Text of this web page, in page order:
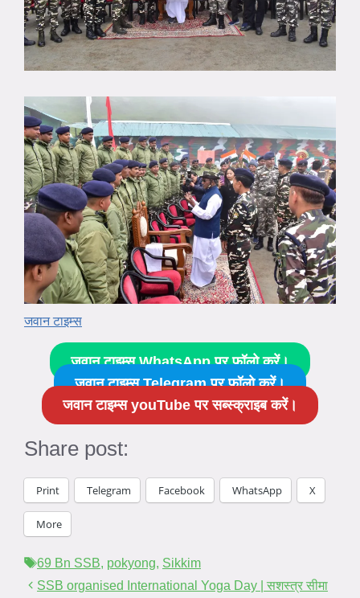
जवान टाइम्स
जवान टाइम्स WhatsApp पर फॉलो करें।
जवान टाइम्स Telegram पर फॉलो करें।
जवान टाइम्स youTube पर सब्स्क्राइब करें।
Share post:
Print Telegram Facebook WhatsApp X
More
Tags
69 Bn SSB, pokyong, Sikkim
SSB organised International Yoga Day | सशस्त्र सीमा